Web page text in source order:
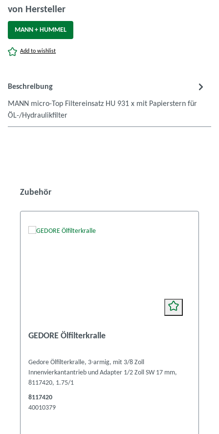
von Herstellerauswählen
MANN + HUMMEL(Diese Option ist zurzeit nicht verfügbar.)
Add to wishlist
Beschreibung
MANN micro-Top Filtereinsatz HU 931 x mit Papierstern für
ÖL-/Hydraulikfilter
Produktgalerie überspringen
Zubehör
GEDORE Ölfilterkralle
Gedore Ölfilterkralle, 3-armig, mit 3/8 Zoll
Innenvierkantantrieb und Adapter 1/2 Zoll SW 17 mm,
8117420, 1.75/1
8117420
40010379